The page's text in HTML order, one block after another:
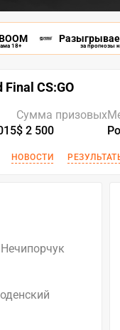
18+ за прогнозы
Final CS:GO
Сумма призовых
$ 2 500
НОВОСТИ